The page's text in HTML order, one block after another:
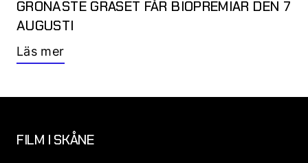
GRÖNASTE GRÄSET FÅR BIOPREMIÄR DEN 7
AUGUSTI
Läs mer
FILM I SKÅNE